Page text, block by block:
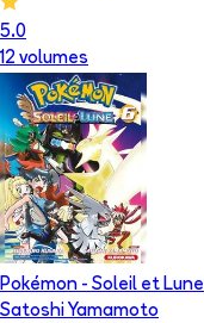
5.0
12 volumes
Pokémon - Soleil et Lune
Satoshi Yamamoto